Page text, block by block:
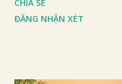
CHIA SẺ
ĐĂNG NHẬN XÉT